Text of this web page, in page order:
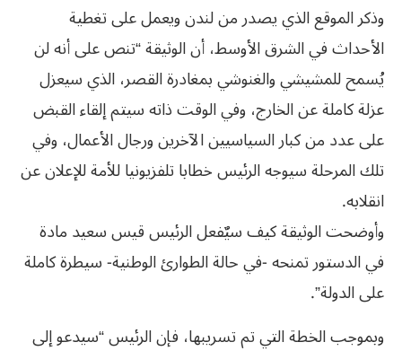
وذكر الموقع الذي يصدر من لندن ويعمل على تغطية
الأحداث في الشرق الأوسط، أن الوثيقة “تنص على أنه لن
يُسمح للمشيشي والغنوشي بمغادرة القصر، الذي سيعزل
عزلة كاملة عن الخارج، وفي الوقت ذاته سيتم إلقاء القبض
على عدد من كبار السياسيين الآخرين ورجال الأعمال، وفي
تلك المرحلة سيوجه الرئيس خطابا تلفزيونيا للأمة للإعلان عن
انقلابه.
وأوضحت الوثيقة كيف سيٌفعل الرئيس قيس سعيد مادة
في الدستور تمنحه -في حالة الطوارئ الوطنية- سيطرة كاملة
على الدولة”.
وبموجب الخطة التي تم تسريبها، فإن الرئيس “سيدعو إلى